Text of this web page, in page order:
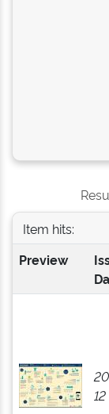
Item hits:
Preview
12